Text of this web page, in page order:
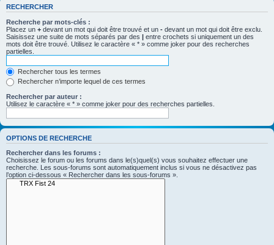
RECHERCHER
Recherche par mots-clés :
Placez un + devant un mot qui doit être trouvé et un - devant un mot qui doit être exclu.
Saisissez une suite de mots séparés par des | entre crochets si uniquement un des
mots doit être trouvé. Utilisez le caractère « * » comme joker pour des recherches
partielles.
Rechercher tous les termes
Rechercher n’importe lequel de ces termes
Rechercher par auteur :
Utilisez le caractère « * » comme joker pour des recherches partielles.
OPTIONS DE RECHERCHE
Rechercher dans les forums :
Choisissez le forum ou les forums dans le(s)quel(s) vous souhaitez effectuer une
recherche. Les sous-forums sont automatiquement inclus si vous ne désactivez pas
l’option ci-dessous « Rechercher dans les sous-forums ».